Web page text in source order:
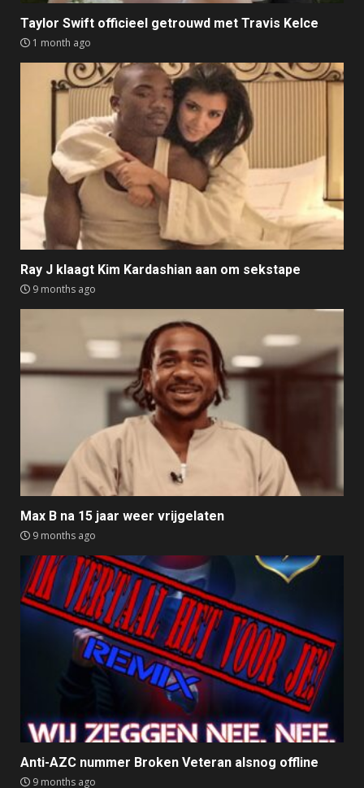
Taylor Swift officieel getrouwd met Travis Kelce
1 month ago
Ray J klaagt Kim Kardashian aan om sekstape
9 months ago
Max B na 15 jaar weer vrijgelaten
9 months ago
Anti-AZC nummer Broken Veteran alsnog offline
9 months ago